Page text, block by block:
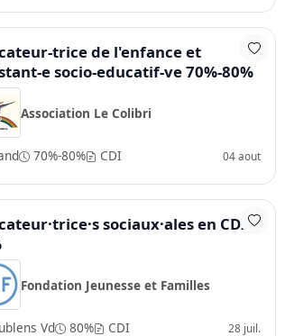
trice de l'enfance et
e socio-educatif-ve 70%-80%
Association Le Colibri
70%-80% CDI 04 aout
sociaux·ales en CDI
Fondation Jeunesse et Familles
Vd 80% CDI 28 juil.